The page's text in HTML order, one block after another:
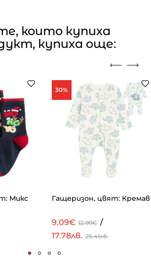
които купиха
купиха още:
Микс
30%
Гащеризон, цвят: Кремав
9.09€ 12.99€ /
17.78лв. 25.41лв.